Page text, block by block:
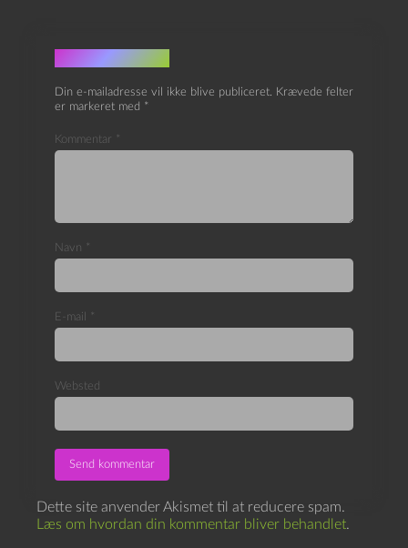
Skriv et svar
Din e-mailadresse vil ikke blive publiceret. Krævede felter
er markeret med *
Kommentar *
Navn *
E-mail *
Websted
Dette site anvender Akismet til at reducere spam.
Læs om hvordan din kommentar bliver behandlet.